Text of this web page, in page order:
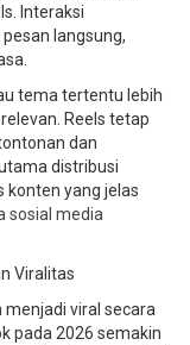
Interaksi
langsung,
tema tertentu lebih
Reels tetap
dan
distribusi
konten yang jelas
sosial media
Viralitas
viral secara
pada 2026 semakin